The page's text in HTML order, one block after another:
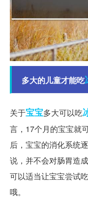
多大的儿童才能吃
关于宝宝多大可以吃
言，17个月的宝宝就
后，宝宝的消化系统
说，并不会对肠胃造
可以适当让宝宝尝试
哦。